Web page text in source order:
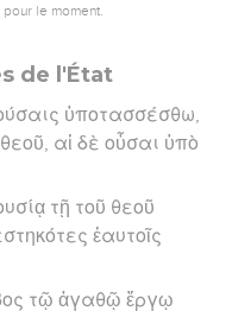
le moment.
de l'État
ὑποτασσέσθω,
αἱ δὲ οὖσαι ὑπὸ
τῇ τοῦ θεοῦ
ἑαυτοῖς
τῷ ἀγαθῷ ἔργῳ